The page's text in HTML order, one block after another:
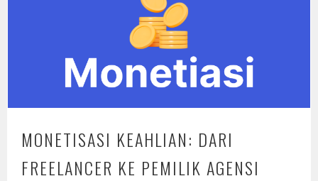
MONETISASI KEAHLIAN: DARI
FREELANCER KE PEMILIK AGENSI